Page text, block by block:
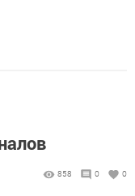
858 0 0